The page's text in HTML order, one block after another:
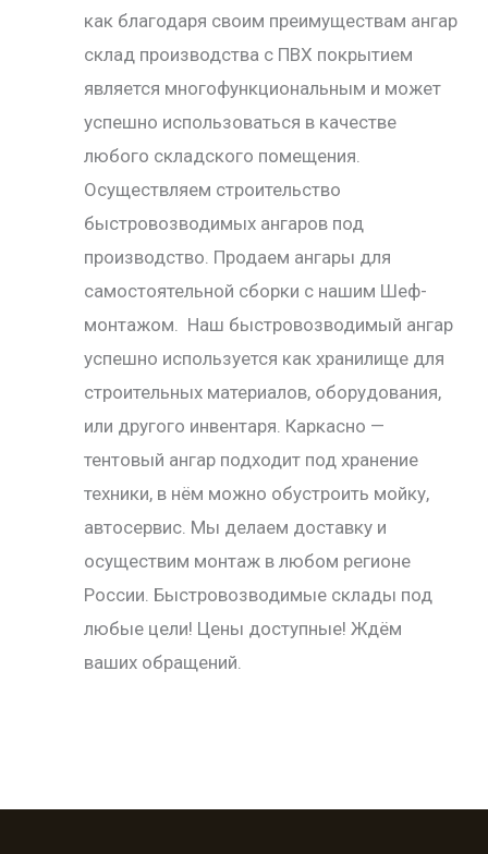
как благодаря своим преимуществам ангар
склад производства с ПВХ покрытием
является многофункциональным и может
успешно использоваться в качестве
любого складского помещения.
Осуществляем строительство
быстровозводимых ангаров под
производство. Продаем ангары для
самостоятельной сборки с нашим Шеф-
монтажом. Наш быстровозводимый ангар
успешно используется как хранилище для
строительных материалов, оборудования,
или другого инвентаря. Каркасно —
тентовый ангар подходит под хранение
техники, в нём можно обустроить мойку,
автосервис. Мы делаем доставку и
осуществим монтаж в любом регионе
России. Быстровозводимые склады под
любые цели! Цены доступные! Ждём
ваших обращений.